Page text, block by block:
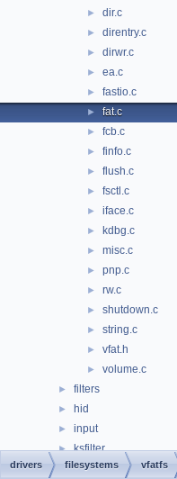
► dir.c
► direntry.c
► dirwr.c
► ea.c
► fastio.c
► fat.c
► fcb.c
► finfo.c
► flush.c
► fsctl.c
► iface.c
► kdbg.c
► misc.c
► pnp.c
► rw.c
► shutdown.c
► string.c
► vfat.h
► volume.c
► filters
► hid
► input
► ksfilter
► multimedia
drivers filesystems vfatfs